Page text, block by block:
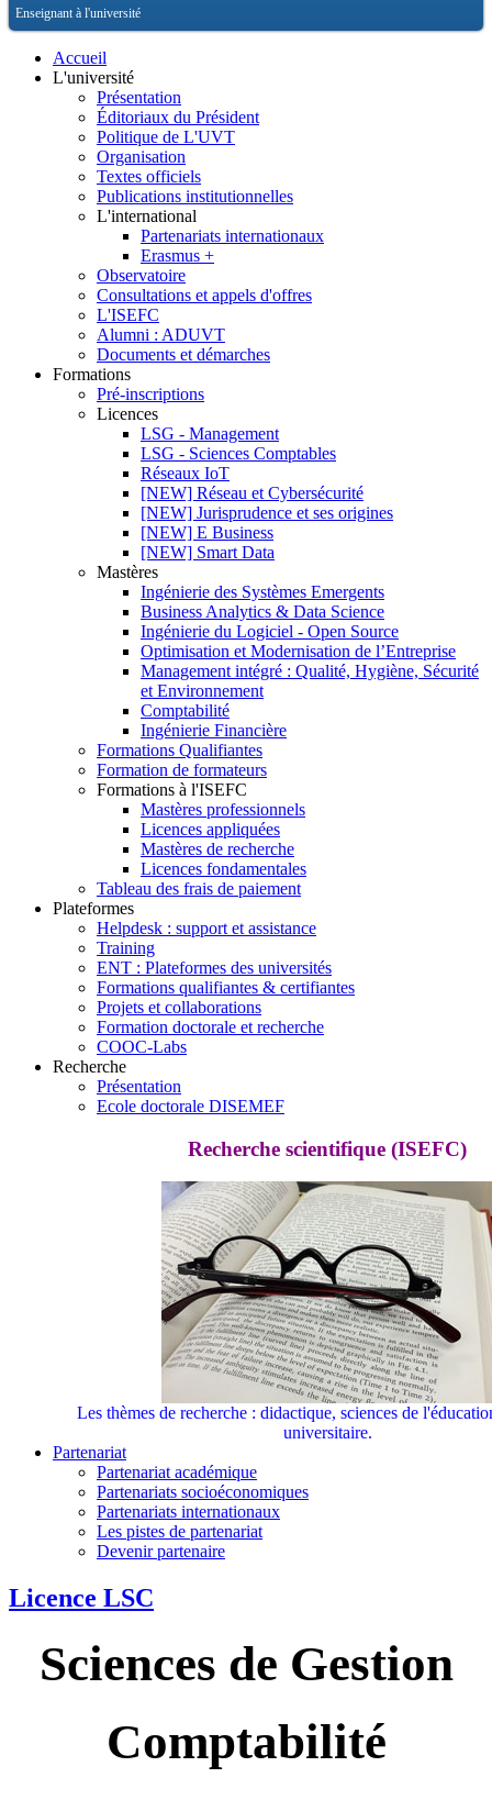
Enseignant à l'université
Accueil
L'université
Présentation
Éditoriaux du Président
Politique de L'UVT
Organisation
Textes officiels
Publications institutionnelles
L'international
Partenariats internationaux
Erasmus +
Observatoire
Consultations et appels d'offres
L'ISEFC
Alumni : ADUVT
Documents et démarches
Formations
Pré-inscriptions
Licences
LSG - Management
LSG - Sciences Comptables
Réseaux IoT
[NEW] Réseau et Cybersécurité
[NEW] Jurisprudence et ses origines
[NEW] E Business
[NEW] Smart Data
Mastères
Ingénierie des Systèmes Emergents
Business Analytics & Data Science
Ingénierie du Logiciel - Open Source
Optimisation et Modernisation de l’Entreprise
Management intégré : Qualité, Hygiène, Sécurité
et Environnement
Comptabilité
Ingénierie Financière
Formations Qualifiantes
Formation de formateurs
Formations à l'ISEFC
Mastères professionnels
Licences appliquées
Mastères de recherche
Licences fondamentales
Tableau des frais de paiement
Plateformes
Helpdesk : support et assistance
Training
ENT : Plateformes des universités
Formations qualifiantes & certifiantes
Projets et collaborations
Formation doctorale et recherche
COOC-Labs
Recherche
Présentation
Ecole doctorale DISEMEF
Recherche scientifique (ISEFC)
Les thèmes de recherche : didactique, sciences de
universitaire.
Partenariat
Partenariat académique
Partenariats socioéconomiques
Partenariats internationaux
Les pistes de partenariat
Devenir partenaire
Licence LSC
Sciences de Gestion
Comptabilité